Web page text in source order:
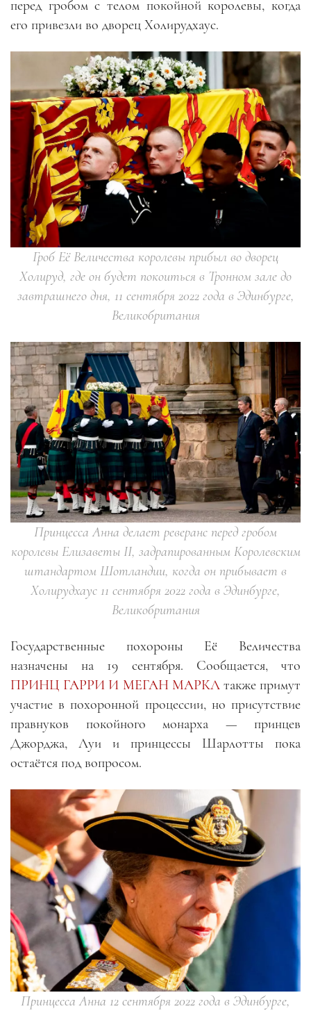
перед гробом с телом покойной королевы, когда
его привезли во дворец Холирудхаус.
Гроб Её Величества королевы прибыл во дворец
Холируд, где он будет покоиться в Тронном зале до
завтрашнего дня, 11 сентября 2022 года в Эдинбурге,
Великобритания
Принцесса Анна делает реверанс перед гробом
королевы Елизаветы II, задрапированным Королевским
штандартом Шотландии, когда он прибывает в
Холирудхаус 11 сентября 2022 года в Эдинбурге,
Великобритания
Государственные похороны Её Величества
назначены на 19 сентября. Сообщается, что
ПРИНЦ ГАРРИ И МЕГАН МАРКЛтакже примут
участие в похоронной процессии, но присутствие
правнуков покойного монарха — принцев
Джорджа, Луи и принцессы Шарлотты пока
остаётся под вопросом.
Принцесса Анна 12 сентября 2022 года в Эдинбурге,